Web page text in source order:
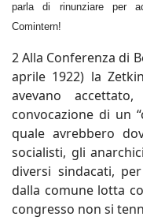
parla di rinunziare per
Comintern!
2 Alla Conferenza di
aprile 1922) la
avevano
convocazione di un
quale avrebbero
socialisti, gli
diversi sindacati,
dalla comune lotta
congresso non si